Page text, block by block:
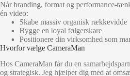
Når branding, format og performance-
én video:
Skabe massiv organisk rækkevidde
Bygge en loyal følgerskare
Positionere din virksomhed som
Hvorfor vælge CameraMan
Hos CameraMan får du en
og strategisk. Jeg hjælper dig med at